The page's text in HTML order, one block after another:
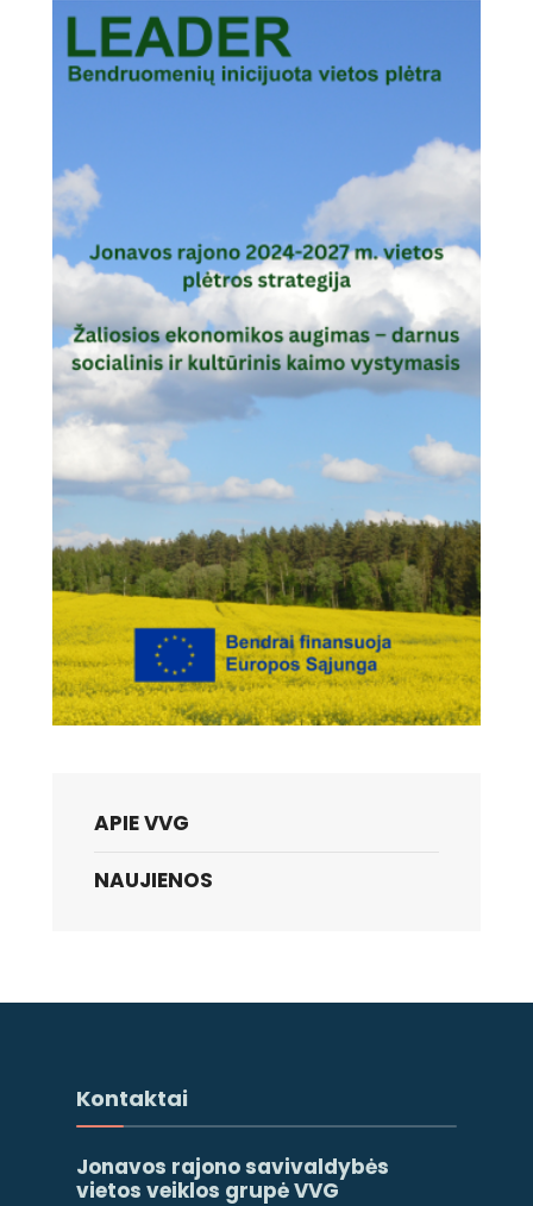
APIE VVG
NAUJIENOS
Kontaktai
Jonavos rajono savivaldybės
vietos veiklos grupė VVG